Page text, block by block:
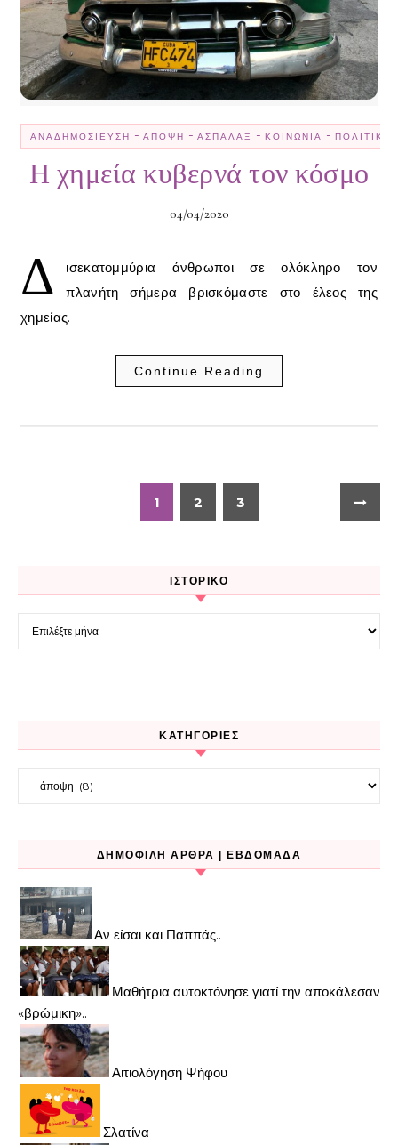
ΑΝΑΔΗΜΟΣΊΕΥΣΗ - ΆΠΟΨΗ - ΑΣΠΆΛΑΞ - ΚΟΙΝΩΝΊΑ - ΠΟΛΙΤΙΚΉ
Η χημεία κυβερνά τον κόσμο
04/04/2020
Δ
ισεκατομμύρια άνθρωποι σε ολόκληρο τον
πλανήτη σήμερα βρισκόμαστε στο έλεος της
χημείας.
Continue Reading
1 2 3
ΙΣΤΟΡΙΚΌ
KΑΤΗΓΟΡΊΕΣ
ΔΗΜΟΦΙΛΉ ΆΡΘΡΑ | ΕΒΔΟΜΆΔΑ
Αν είσαι και Παππάς..
Μαθήτρια αυτοκτόνησε γιατί την αποκάλεσαν
«βρώμικη»..
Αιτιολόγηση Ψήφου
Σλατίνα